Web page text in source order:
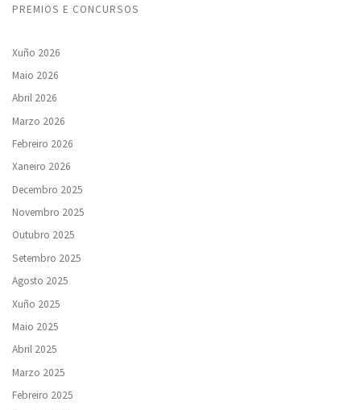
PREMIOS E CONCURSOS
Xuño 2026
Maio 2026
Abril 2026
Marzo 2026
Febreiro 2026
Xaneiro 2026
Decembro 2025
Novembro 2025
Outubro 2025
Setembro 2025
Agosto 2025
Xuño 2025
Maio 2025
Abril 2025
Marzo 2025
Febreiro 2025